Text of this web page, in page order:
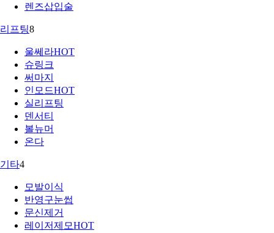
렌즈삽입술
리프팅8
울쎄라HOT
슈링크
써마지
인모드HOT
실리프팅
덴서티
볼뉴머
온다
기타4
모발이식
반영구눈썹
문신제거
레이저제모HOT